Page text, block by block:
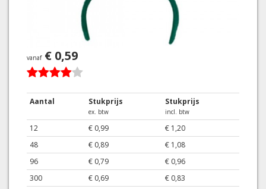
vanaf€ 0,59
Aantal Stukprijs
ex. btw
Stukprijs
incl. btw
12 € 0,99
€ 1,20
48
€ 0,89
€ 1,08
96
€ 0,79
€ 0,96
300
€ 0,69
€ 0,83